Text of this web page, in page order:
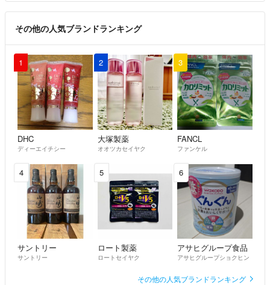
その他の人気ブランドランキング
1
DHC
ディーエイチシー
2
大塚製薬
オオツカセイヤク
3
FANCL
ファンケル
4
サントリー
サントリー
5
ロート製薬
ロートセイヤク
6
アサヒグループ食品
アサヒグループショクヒン
その他の人気ブランドランキング